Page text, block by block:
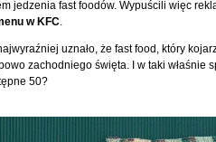
jedzenia fast foodów. Wypuścili więc
w KFC.
uznało, że fast food, który
zachodniego święta. I w taki właśnie
50?